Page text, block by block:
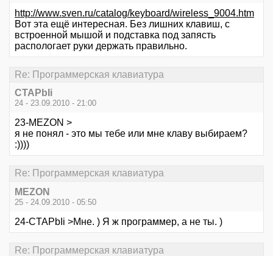
http://www.sven.ru/catalog/keyboard/wireless_9004.htm
Вот эта ещё интересная. Без лишних клавиш, с
встроенной мышой и подставка под запясть
распологает руки держать правильно.
Re: Программерская клавиатура
CTAPbIi
24 - 23.09.2010 - 21:00
23-MEZON >
я не понял - это мы тебе или мне клаву выбираем?
:))))
Re: Программерская клавиатура
MEZON
25 - 24.09.2010 - 05:50
24-CTAPbIi >Мне. ) Я ж программер, а не ты. )
Re: Программерская клавиатура